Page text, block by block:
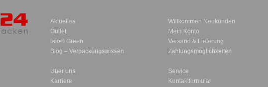
Aktuelles
Outlet
laio® Green
Blog – Verpackungswissen
Über uns
Karriere
Willkommen Neukunden
Mein Konto
Versand & Lieferung
Zahlungsmöglichkeiten
Service
Kontaktformular